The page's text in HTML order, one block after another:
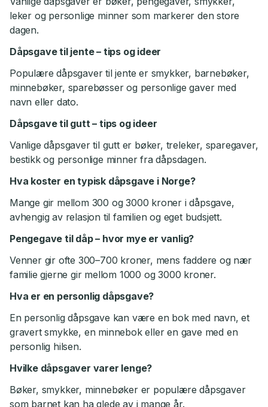
leker og personlige minner som markerer den store
dagen.
Dåpsgave til jente – tips og ideer
Populære dåpsgaver til jente er smykker, barnebøker,
minnebøker, sparebøsser og personlige gaver med
navn eller dato.
Dåpsgave til gutt – tips og ideer
Vanlige dåpsgaver til gutt er bøker, treleker, sparegaver,
bestikk og personlige minner fra dåpsdagen.
Hva koster en typisk dåpsgave i Norge?
Mange gir mellom 300 og 3000 kroner i dåpsgave,
avhengig av relasjon til familien og eget budsjett.
Pengegave til dåp – hvor mye er vanlig?
Venner gir ofte 300–700 kroner, mens faddere og nær
familie gjerne gir mellom 1000 og 3000 kroner.
Hva er en personlig dåpsgave?
En personlig dåpsgave kan være en bok med navn, et
gravert smykke, en minnebok eller en gave med en
personlig hilsen.
Hvilke dåpsgaver varer lenge?
Bøker, smykker, minnebøker er populære dåpsgaver
som barnet kan ha glede av i mange år.